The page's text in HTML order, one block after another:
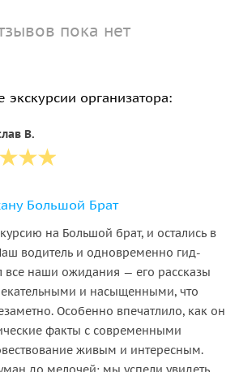
пока нет
экскурсии организатора:
В.
Большой Брат
на Большой брат, и остались в
водитель и одновременно гид-
все наши ожидания — его рассказы
и насыщенными, что
Особенно впечатлило, как он
факты с современными
живым и интересным.